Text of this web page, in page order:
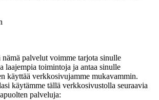
palvelut voimme tarjota sinulle
laajempia toimintoja ja antaa sinulle
käyttää verkkosivujamme mukavammin.
käytämme tällä verkkosivustolla seuraavia
palveluja: